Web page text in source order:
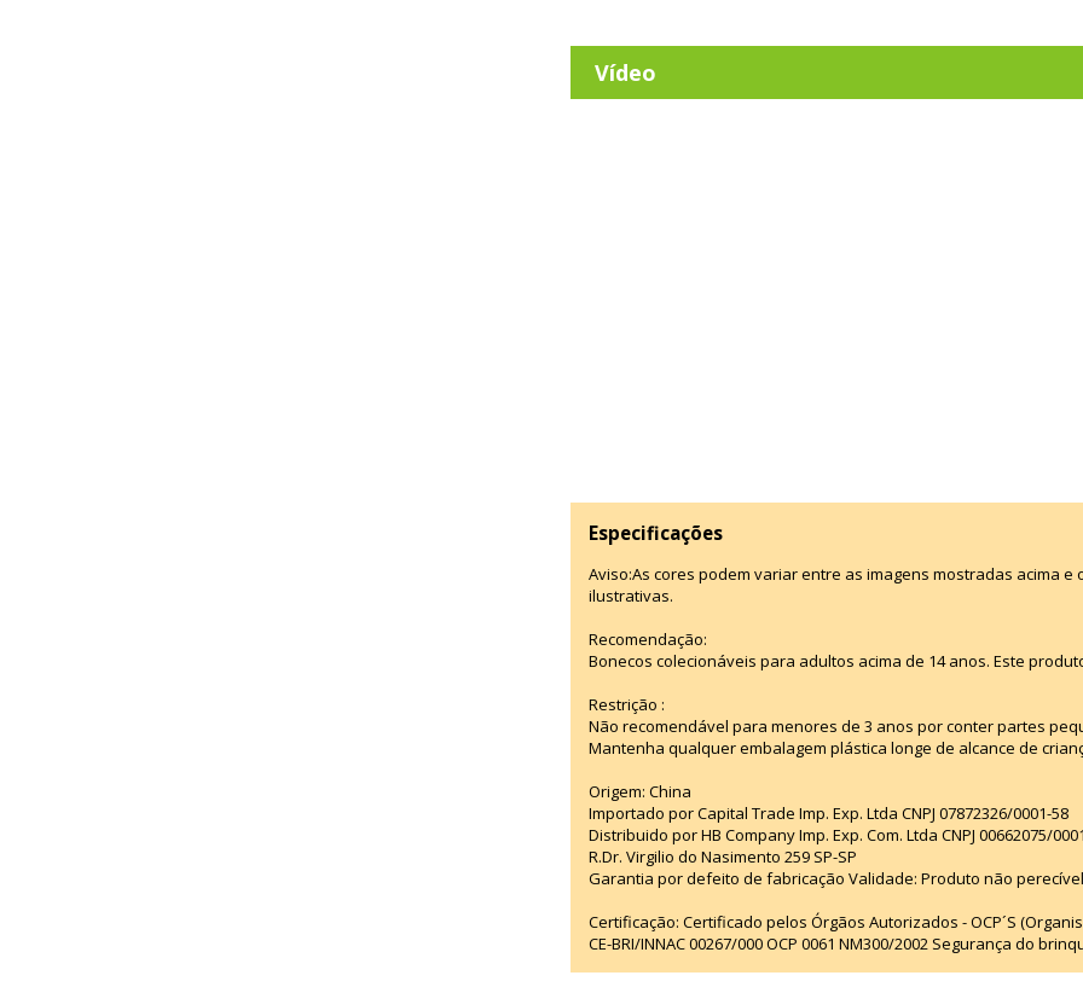
Vídeo
Especificações
Aviso:As cores podem variar entre as imagens mostradas acima e
ilustrativas.
Recomendação:
Bonecos colecionáveis para adultos acima de 14 anos. Este
Restrição :
Não recomendável para menores de 3 anos por conter partes
Mantenha qualquer embalagem plástica longe de alcance de
Origem: China
Importado por Capital Trade Imp. Exp. Ltda CNPJ 07872326/0001-58
Distribuido por HB Company Imp. Exp. Com. Ltda CNPJ 00662075/
R.Dr. Virgilio do Nasimento 259 SP-SP
Garantia por defeito de fabricação Validade: Produto não
Certificação: Certificado pelos Órgãos Autorizados - OCP´S
CE-BRI/INNAC 00267/000 OCP 0061 NM300/2002 Segurança do